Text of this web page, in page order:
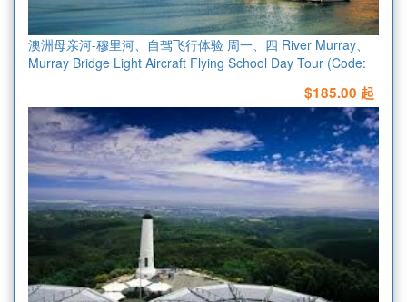
澳洲母亲河-穆里河、自驾飞行体验 周一、四 River Murray、
Murray Bridge Light Aircraft Flying School Day Tour (Code:
$185.00 起